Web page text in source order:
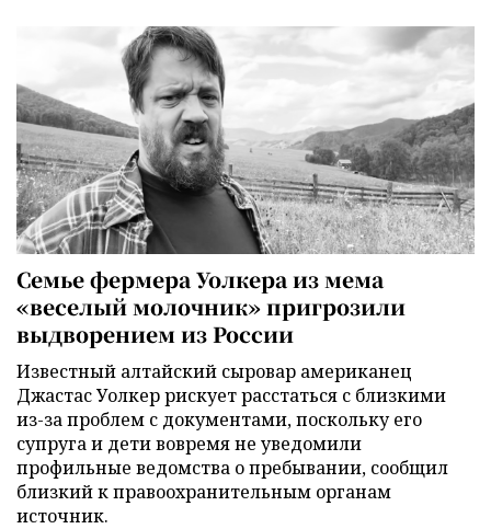
Семье фермера Уолкера из мема
«веселый молочник» пригрозили
выдворением из России
Известный алтайский сыровар американец
Джастас Уолкер рискует расстаться с близкими
из-за проблем с документами, поскольку его
супруга и дети вовремя не уведомили
профильные ведомства о пребывании, сообщил
близкий к правоохранительным органам
источник.